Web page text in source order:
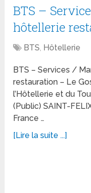
BTS –
hôtellerie
BTS, Hôtellerie
BTS – Services /
restauration – Le
l’Hôtellerie et du
(Public) SAINT-
France …
[Lire la suite ...]